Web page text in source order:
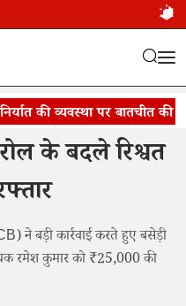
की व्यवस्था पर बातचीत की
के बदले रिश्वत
ने बड़ी कार्रवाई करते हुए बसेड़ी
रमेश कुमार को ₹25,000 की